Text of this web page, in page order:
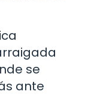
se
ante